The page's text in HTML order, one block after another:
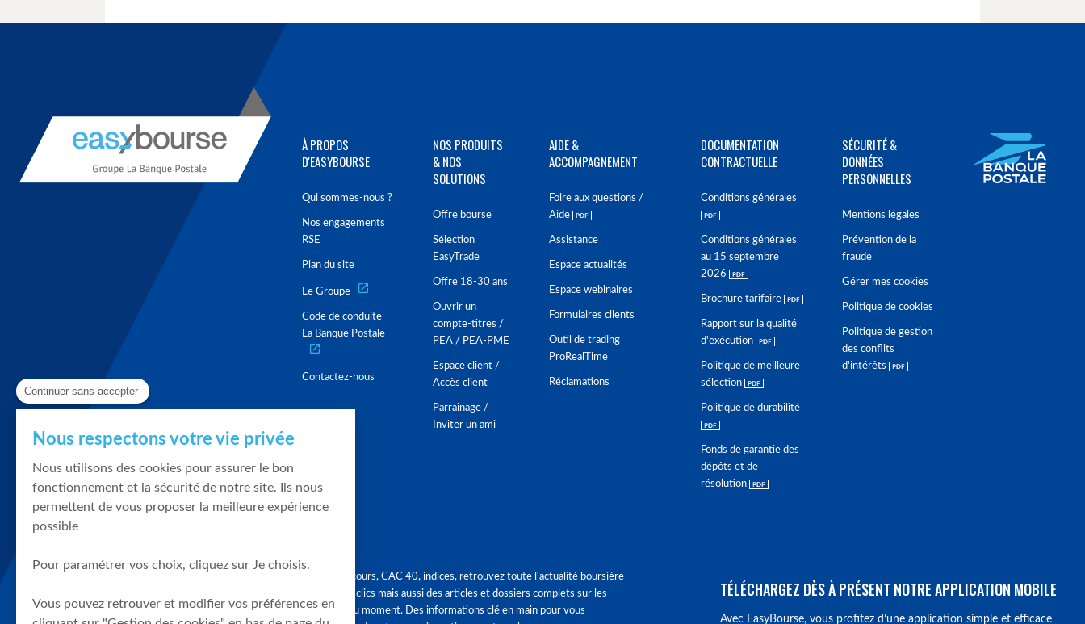
À PROPOS
D'EASYBOURSE
Qui sommes-nous ?
Nos engagements
RSE
Plan du site
Le Groupe
Code de conduite
La Banque Postale
Contactez-nous
NOS PRODUITS
& NOS
SOLUTIONS
Offre bourse
Sélection
EasyTrade
Offre 18-30 ans
Ouvrir un
compte-titres /
PEA / PEA-PME
Espace client /
Accès client
Parrainage /
Inviter un ami
AIDE &
ACCOMPAGNEMENT
Foire aux questions /
Aide
Assistance
Espace actualités
Espace webinaires
Formulaires clients
Outil de trading
ProRealTime
Réclamations
DOCUMENTATION
CONTRACTUELLE
Conditions générales
Conditions générales
au 15 septembre
2026
Brochure tarifaire
Rapport sur la qualité
d'exécution
Politique de meilleure
sélection
Politique de durabilité
Fonds de garantie des
dépôts et de
résolution
SÉCURITÉ &
DONNÉES
PERSONNELLES
Mentions légales
Prévention de la
fraude
Gérer mes cookies
Politique de cookies
Politique de gestion
des conflits
d'intérêts
Graphique, cours, CAC 40, indices, retrouvez toute l'actualité boursière
en quelques clics mais aussi des articles et dossiers complets sur les
tendances du moment. Des informations clé en main pour vous
TÉLÉCHARGEZ DÈS À PRÉSENT NOTRE APPLICATION MOBILE
Avec EasyBourse, vous profitez d’une application simple et efficace
Continuer sans accepter
Nous respectons votre vie privée
Nous utilisons des cookies pour assurer le bon
fonctionnement et la sécurité de notre site. Ils nous
permettent de vous proposer la meilleure expérience
possible
Pour paramétrer vos choix, cliquez sur Je choisis.
Vous pouvez retrouver et modifier vos préférences en